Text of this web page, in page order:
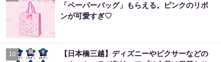
「ペーパーバッグ」もらえる。ピンクのリボ
ンが可愛すぎ♡
10
【日本橋三越】ディズニーやピクサーなどの